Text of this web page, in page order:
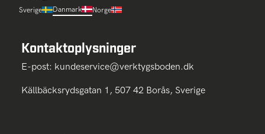
Sverige Danmark Norge
Kontaktoplysninger
E-post: kundeservice@verktygsboden.dk
Källbäcksrydsgatan 1, 507 42 Borås, Sverige